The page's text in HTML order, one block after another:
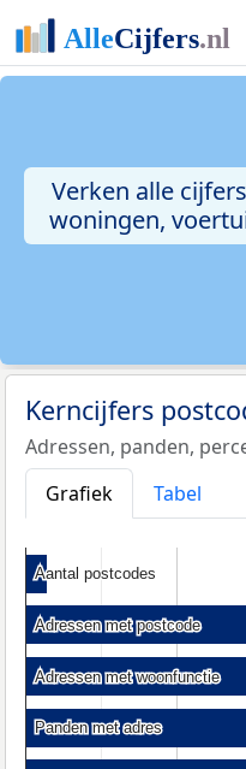
Verken alle
woningen,
Kerncijfers
Adressen, panden,
Grafiek
Tabel
Aantal postcodes
Aantal postcodes
Adressen met postcode
Adressen met postcode
Adressen met woonfunctie
Adressen met woonfunctie
Panden met adres
Panden met adres